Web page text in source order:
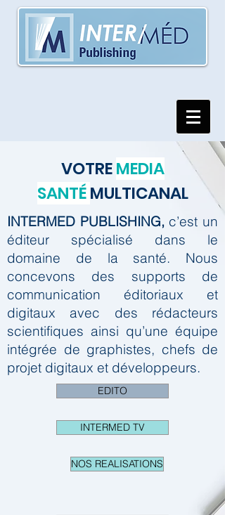
VOTREMEDIA
SANTÉMULTICANAL
INTERMED PUBLISHING, c’est un
éditeur spécialisé dans le
domaine de la santé. Nous
concevons des supports de
communication éditoriaux et
digitaux avec des rédacteurs
scientifiques ainsi qu’une équipe
intégrée de graphistes, chefs de
projet digitaux et développeurs.
EDITO
INTERMED TV
NOS REALISATIONS